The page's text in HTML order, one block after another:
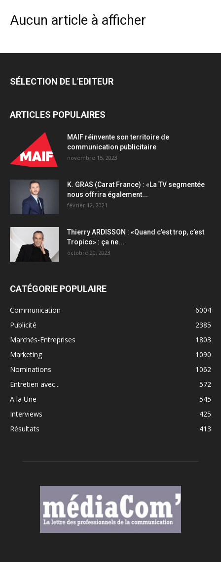
Aucun article à afficher
SÉLECTION DE L'EDITEUR
ARTICLES POPULAIRES
MAIF réinvente son territoire de
communication publicitaire
novembre 15, 2023
K. GRAS (Carat France) : «La TV segmentée
nous offrira également...
février 12, 2021
Thierry ARDISSON : «Quand c’est trop, c’est
Tropico» : ça ne...
octobre 20, 2023
CATÉGORIE POPULAIRE
Communication
6004
Publicité
2385
Marchés-Entreprises
1803
Marketing
1090
Nominations
1062
Entretien avec...
572
A la Une
545
Interviews
425
Résultats
413